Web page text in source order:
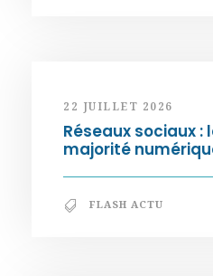
22 JUILLET 2026
Réseaux sociaux :
majorité
FLASH ACTU